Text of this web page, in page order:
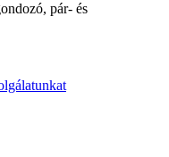
pár- és